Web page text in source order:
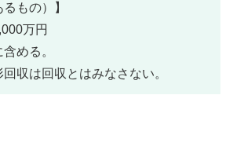
もの）】
万円
める。
回収は回収とはみなさない。